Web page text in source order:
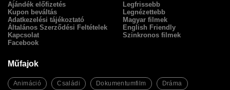
Ajándék előfizetés
Kupon beváltás
Adatkezelési tájékoztató
Általános Szerződési Feltételek
Kapcsolat
Facebook
Legfrissebb
Legnézettebb
Magyar filmek
English Friendly
Szinkronos filmek
Műfajok
Animáció Családi Dokumentumfilm Dráma